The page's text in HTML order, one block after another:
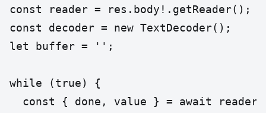
const reader = res.body!.getReader();
const decoder = new TextDecoder();
let buffer = '';
while (true) {
const { done, value } = await